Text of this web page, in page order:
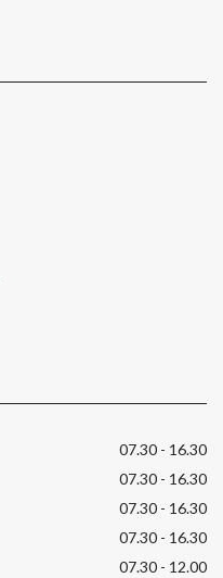
07.30 - 16.30
07.30 - 16.30
07.30 - 16.30
07.30 - 16.30
07.30 - 12.00